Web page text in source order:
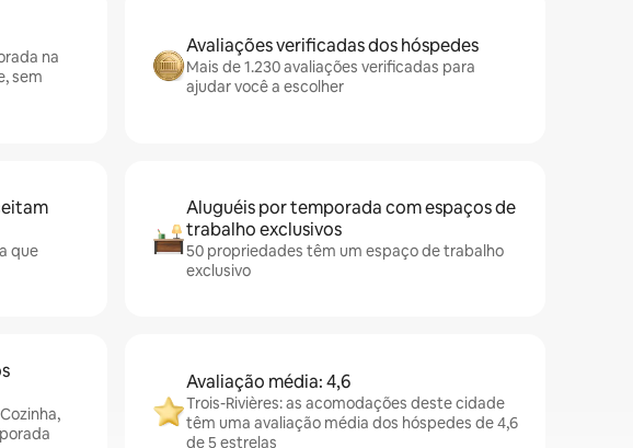
na
sem
Avaliações verificadas dos hóspedes
Mais de 1.230 avaliações verificadas para
ajudar você a escolher
que
Aluguéis por temporada com espaços de
trabalho exclusivos
50 propriedades têm um espaço de trabalho
exclusivo
Avaliação média: 4,6
Trois-Rivières: as acomodações deste cidade
têm uma avaliação média dos hóspedes de 4,6
de 5 estrelas